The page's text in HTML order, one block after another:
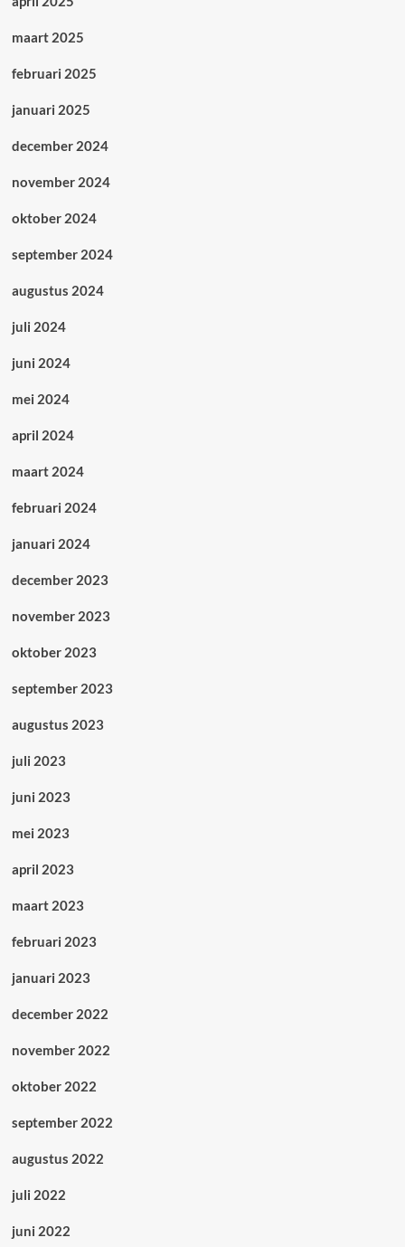
maart 2025
februari 2025
januari 2025
december 2024
november 2024
oktober 2024
september 2024
augustus 2024
juli 2024
juni 2024
mei 2024
april 2024
maart 2024
februari 2024
januari 2024
december 2023
november 2023
oktober 2023
september 2023
augustus 2023
juli 2023
juni 2023
mei 2023
april 2023
maart 2023
februari 2023
januari 2023
december 2022
november 2022
oktober 2022
september 2022
augustus 2022
juli 2022
juni 2022